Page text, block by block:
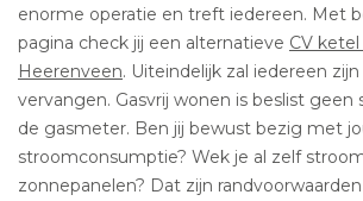
enorme operatie en treft iedereen. Met
pagina check jij een alternatieve CV
Heerenveen. Uiteindelijk zal iedereen
vervangen. Gasvrij wonen is beslist geen
de gasmeter. Ben jij bewust bezig met
stroomconsumptie? Wek je al zelf
zonnepanelen? Dat zijn